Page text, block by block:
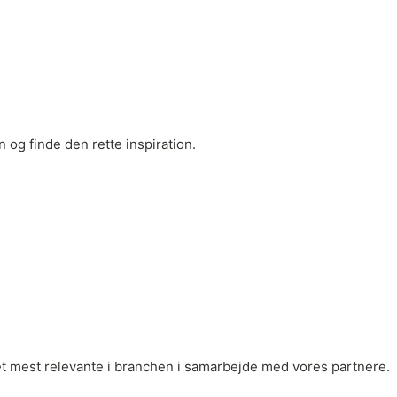
og finde den rette inspiration.
relevante i branchen i samarbejde med vores partnere.